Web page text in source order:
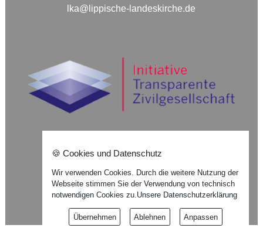
lka@lippische-landeskirche.de
Impressum
Datenschutzerklärung
Widerrufsformular
🍪 Cookies und Datenschutz
Wir verwenden Cookies. Durch die weitere Nutzung der
Webseite stimmen Sie der Verwendung von technisch
notwendigen Cookies zu.Unsere Datenschutzerklärung
Übernehmen Ablehnen Anpassen